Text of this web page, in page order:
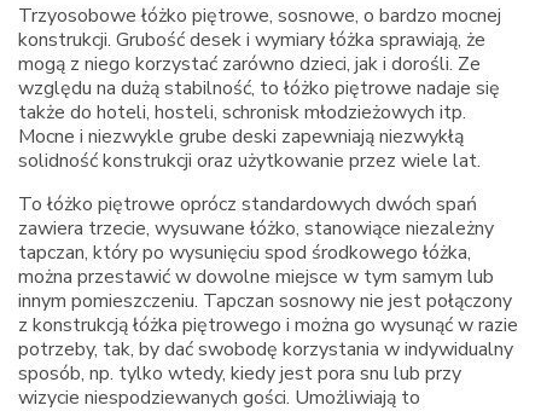
Trzyosobowe łóżko piętrowe, sosnowe, o bardzo mocnej
konstrukcji. Grubość desek i wymiary łóżka sprawiają, że
mogą z niego korzystać zarówno dzieci, jak i dorośli. Ze
względu na dużą stabilność, to łóżko piętrowe nadaje się
także do hoteli, hosteli, schronisk młodzieżowych itp.
Mocne i niezwykle grube deski zapewniają niezwykłą
solidność konstrukcji oraz użytkowanie przez wiele lat.
To łóżko piętrowe oprócz standardowych dwóch spań
zawiera trzecie, wysuwane łóżko, stanowiące niezależny
tapczan, który po wysunięciu spod środkowego łóżka,
można przestawić w dowolne miejsce w tym samym lub
innym pomieszczeniu. Tapczan sosnowy nie jest połączony
z konstrukcją łóżka piętrowego i można go wysunąć w razie
potrzeby, tak, by dać swobodę korzystania w indywidualny
sposób, np. tylko wtedy, kiedy jest pora snu lub przy
wizycie niespodziewanych gości. Umożliwiają to